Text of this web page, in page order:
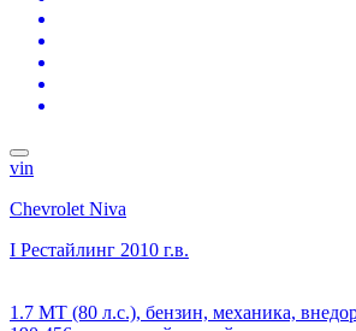
vin
Chevrolet Niva
I Рестайлинг 2010 г.в.
1.7 MT (80 л.с.), бензин, механика,